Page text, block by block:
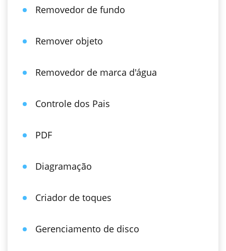
Removedor de fundo
Remover objeto
Removedor de marca d'água
Controle dos Pais
PDF
Diagramação
Criador de toques
Gerenciamento de disco